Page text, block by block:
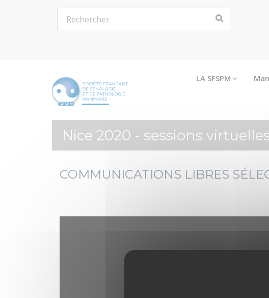
LA SFSPM
Nice 2020 - sessions
COMMUNICATIONS LIBRES